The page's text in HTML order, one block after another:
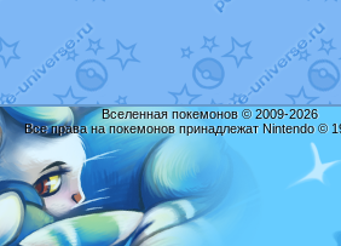
Вселенная покемонов © 2009-2026
Все права на покемонов принадлежат Nintendo ©